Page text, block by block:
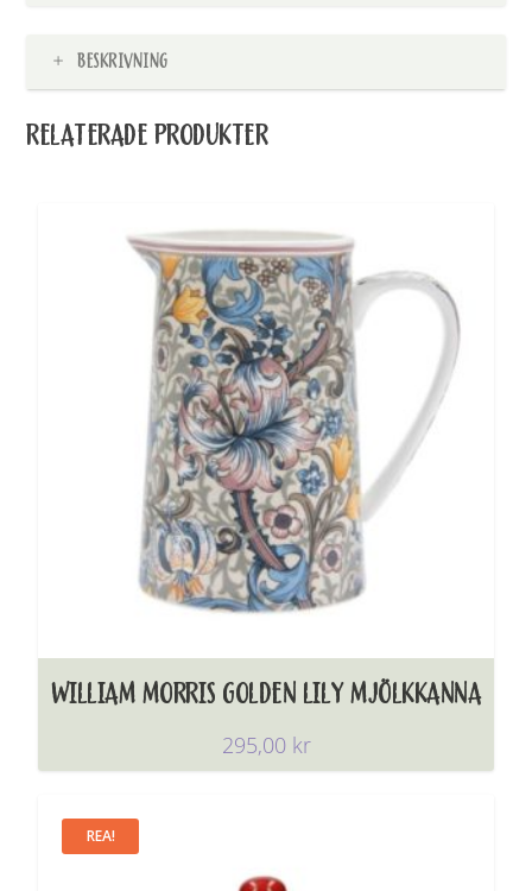
BESKRIVNING
RELATERADE PRODUKTER
WILLIAM MORRIS GOLDEN LILY MJÖLKKANNA
295,00 kr
REA!